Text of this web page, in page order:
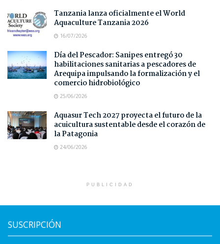
Tanzania lanza oficialmente el World
Aquaculture Tanzania 2026
16/07/2026
Día del Pescador: Sanipes entregó 30
habilitaciones sanitarias a pescadores de
Arequipa impulsando la formalización y el
comercio hidrobiológico
25/06/2026
Aquasur Tech 2027 proyecta el futuro de la
acuicultura sustentable desde el corazón de
la Patagonia
24/06/2026
PUBLICIDAD
SUSCRIPCIÓN